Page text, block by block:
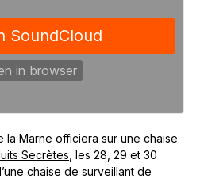
la Marne officiera sur une chaise
Secrètes , les 28, 29 et 30
chaise de surveillant de